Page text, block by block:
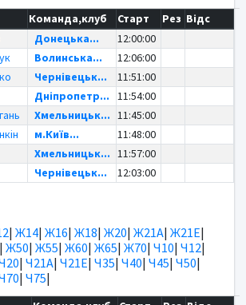
Команда,клуб Старт Рез Відс
Донецька...
12:00:00
Волинська...
12:06:00
Чернівецьк...
11:51:00
Дніпропетр...
11:54:00
Хмельницьк... 11:45:00
м.Київ...
11:48:00
Хмельницьк... 11:57:00
Чернівецьк... 12:03:00
| Ж14| Ж16| Ж18| Ж20| Ж21А| Ж21Е|
| Ж50| Ж55| Ж60| Ж65| Ж70| Ч10| Ч12|
| Ч21А| Ч21Е| Ч35| Ч40| Ч45| Ч50|
| Ч75|